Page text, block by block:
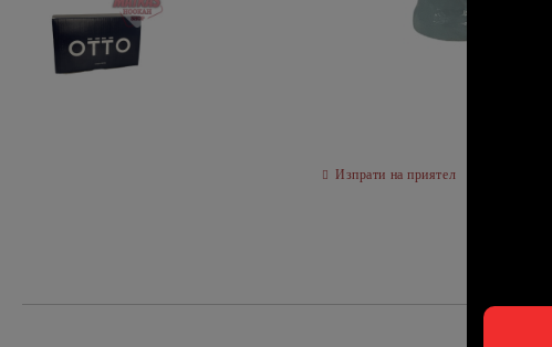
Изпрати на приятел